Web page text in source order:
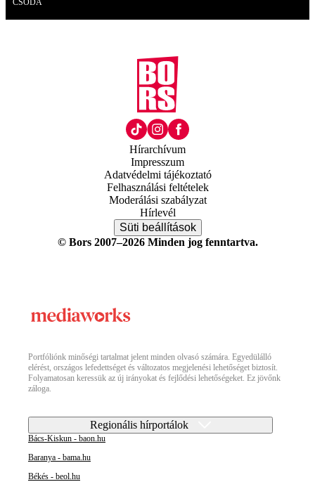
CSODA
Hírarchívum
Impresszum
Adatvédelmi tájékoztató
Felhasználási feltételek
Moderálási szabályzat
Hírlevél
Süti beállítások
© Bors 2007–2026 Minden jog fenntartva.
Portfóliónk minőségi tartalmat jelent minden olvasó számára. Egyedülálló
elérést, országos lefedettséget és változatos megjelenési lehetőséget biztosít.
Folyamatosan keressük az új irányokat és fejlődési lehetőségeket. Ez jövőnk
záloga.
Regionális hírportálok
Bács-Kiskun - baon.hu
Baranya - bama.hu
Békés - beol.hu